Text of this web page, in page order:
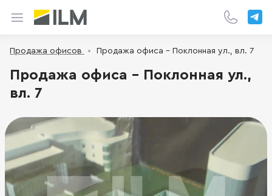
Продажа офисов Продажа офиса - Поклонная ул., вл. 7
Продажа офиса - Поклонная ул.,
вл. 7